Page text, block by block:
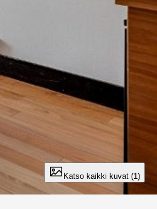
Katso kaikki kuvat (1)